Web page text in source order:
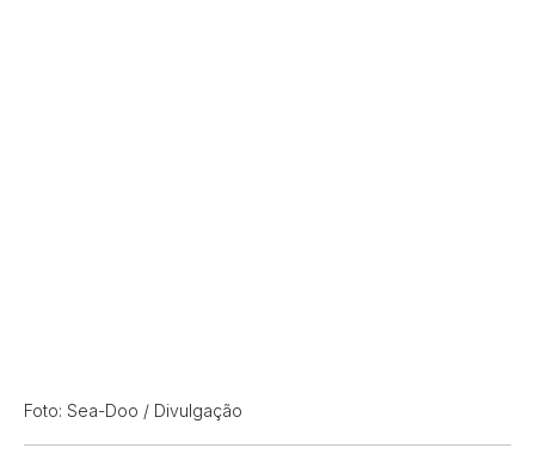
Foto: Sea-Doo / Divulgação